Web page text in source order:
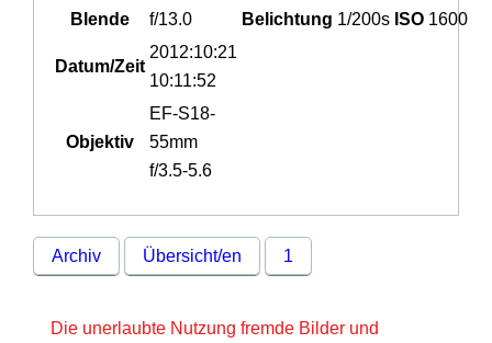
Blende
f/13.0 Belichtung 1/200s ISO 1600
Datum/Zeit
2012:10:21
10:11:52
Objektiv
EF-S18-
55mm
f/3.5-5.6
Archiv Übersicht/en 1
Die unerlaubte Nutzung fremde Bilder und